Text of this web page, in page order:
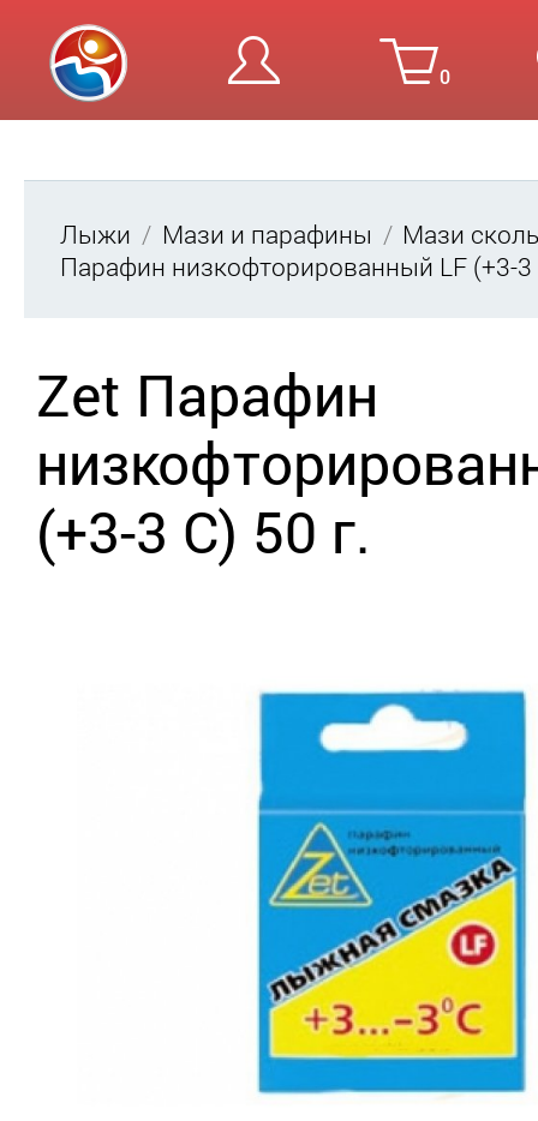
0
Лыжи Мази и парафины
Мази
Парафин низкофторированный LF (+3-3
Zet Парафин
(+3-3 C) 50 г.